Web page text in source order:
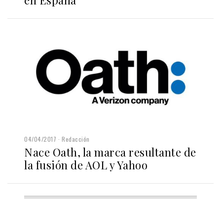
04/04/2017 Redacción
Nace Oath, la marca resultante de
la fusión de AOL y Yahoo